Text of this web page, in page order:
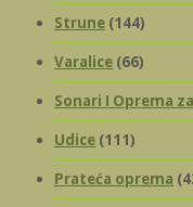
Strune (144)
Varalice (66)
Sonari I Oprema
Udice (111)
Prateća oprema